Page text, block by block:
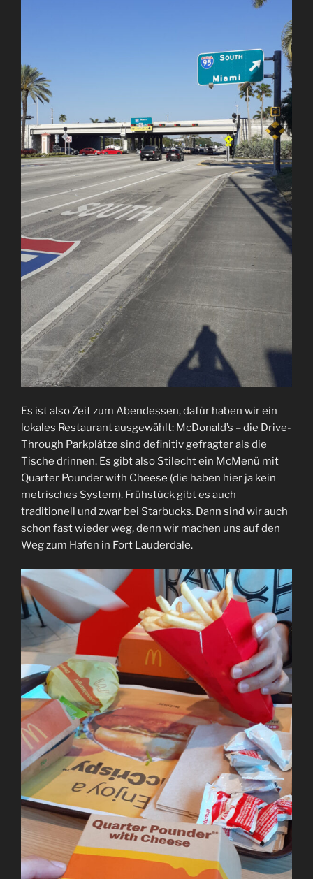
Es ist also Zeit zum Abendessen, dafür haben wir ein
lokales Restaurant ausgewählt: McDonald’s – die Drive-
Through Parkplätze sind definitiv gefragter als die
Tische drinnen. Es gibt also Stilecht ein McMenü mit
Quarter Pounder with Cheese (die haben hier ja kein
metrisches System). Frühstück gibt es auch
traditionell und zwar bei Starbucks. Dann sind wir auch
schon fast wieder weg, denn wir machen uns auf den
Weg zum Hafen in Fort Lauderdale.